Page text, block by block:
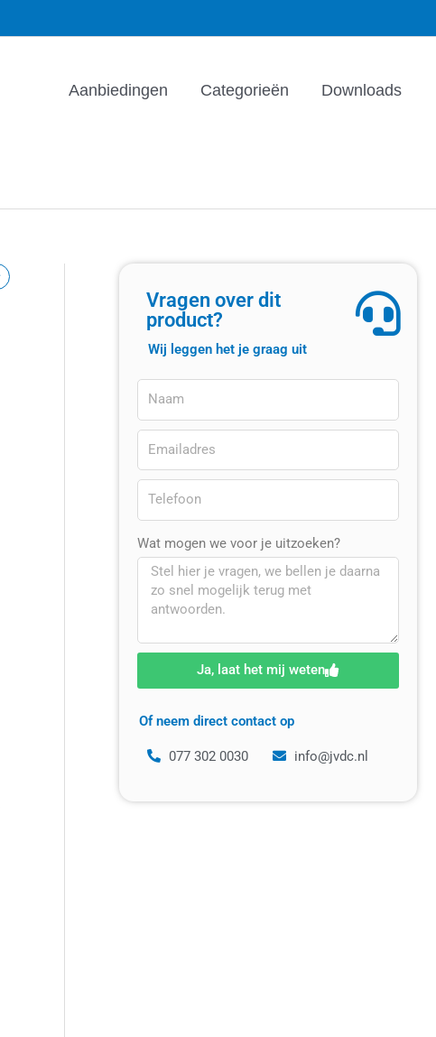
Aanbiedingen Categorieën Downloads
Vragen over dit
product?
Wij leggen het je graag uit
Wat mogen we voor je uitzoeken?
Ja, laat het mij weten
Of neem direct contact op
077 302 0030 info@jvdc.nl